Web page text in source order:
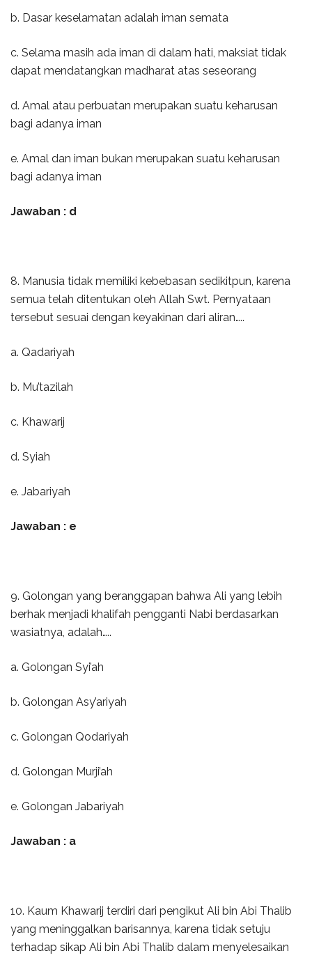
b. Dasar keselamatan adalah iman semata
c. Selama masih ada iman di dalam hati, maksiat tidak
dapat mendatangkan madharat atas seseorang
d. Amal atau perbuatan merupakan suatu keharusan
bagi adanya iman
e. Amal dan iman bukan merupakan suatu keharusan
bagi adanya iman
Jawaban : d
8. Manusia tidak memiliki kebebasan sedikitpun, karena
semua telah ditentukan oleh Allah Swt. Pernyataan
tersebut sesuai dengan keyakinan dari aliran…..
a. Qadariyah
b. Mu’tazilah
c. Khawarij
d. Syiah
e. Jabariyah
Jawaban : e
9. Golongan yang beranggapan bahwa Ali yang lebih
berhak menjadi khalifah pengganti Nabi berdasarkan
wasiatnya, adalah…..
a. Golongan Syi’ah
b. Golongan Asy’ariyah
c. Golongan Qodariyah
d. Golongan Murji’ah
e. Golongan Jabariyah
Jawaban : a
10. Kaum Khawarij terdiri dari pengikut Ali bin Abi Thalib
yang meninggalkan barisannya, karena tidak setuju
terhadap sikap Ali bin Abi Thalib dalam menyelesaikan